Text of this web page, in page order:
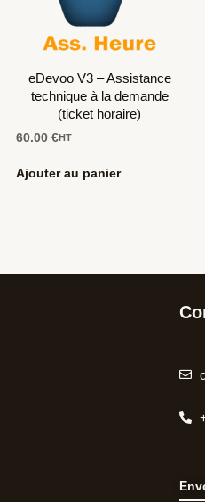
eDevoo V3 – Assistance
technique à la demande
(ticket horaire)
60.00 €HT
Ajouter au panier